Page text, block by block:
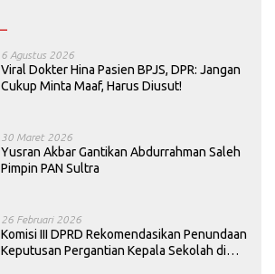
6 Agustus 2026
Viral Dokter Hina Pasien BPJS, DPR: Jangan
Cukup Minta Maaf, Harus Diusut!
30 Maret 2026
Yusran Akbar Gantikan Abdurrahman Saleh
Pimpin PAN Sultra
26 Februari 2026
Komisi III DPRD Rekomendasikan Penundaan
Keputusan Pergantian Kepala Sekolah di